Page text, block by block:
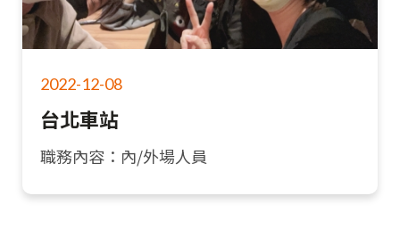
2022-12-08
台北車站
職務內容：內/外場人員